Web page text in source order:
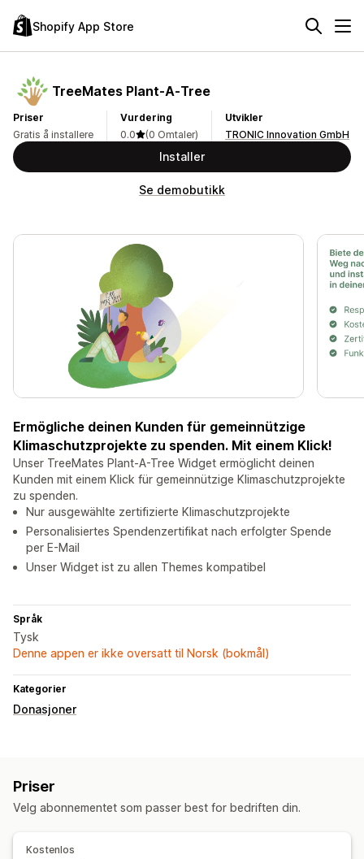
Shopify App Store
TreeMates Plant‑A‑Tree
Priser
Gratis å installere
Vurdering
0.0
(0 Omtaler)
Utvikler
TRONIC Innovation GmbH
Installer
Se demobutikk
Ermögliche deinen Kunden für gemeinnützige
Klimaschutzprojekte zu spenden. Mit einem Klick!
Unser TreeMates Plant-A-Tree Widget ermöglicht deinen
Kunden mit einem Klick für gemeinnützige Klimaschutzprojekte
zu spenden.
Nur ausgewählte zertifizierte Klimaschutzprojekte
Personalisiertes Spendenzertifikat nach erfolgter Spende
per E-Mail
Unser Widget ist zu allen Themes kompatibel
Språk
Tysk
Denne appen er ikke oversatt til Norsk (bokmål)
Kategorier
Donasjoner
Priser
Velg abonnementet som passer best for bedriften din.
Kostenlos